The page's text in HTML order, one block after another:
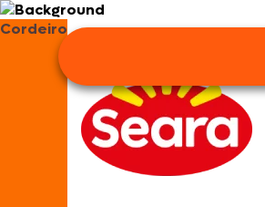
Cordeiro